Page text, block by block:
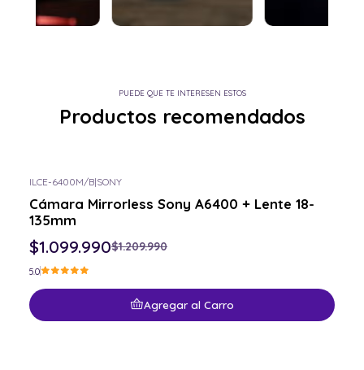
PUEDE QUE TE INTERESEN ESTOS
Productos recomendados
ILCE-6400M/B|SONY
Cámara Mirrorless Sony A6400 + Lente 18-
135mm
$1.099.990$1.209.990
5.0
Agregar al Carro